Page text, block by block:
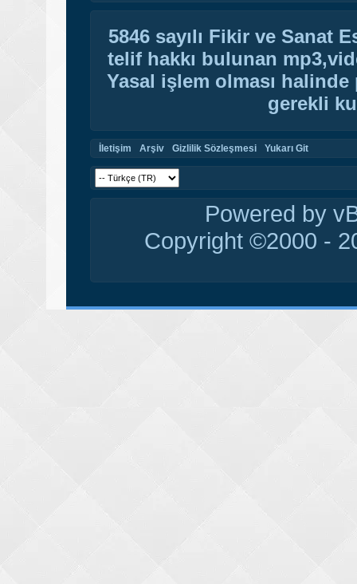
5846 sayılı Fikir ve Sanat
telif hakkı bulunan
Yasal işlem olması
gerekli
İletişim Arşiv Gizlilik Sözleşmesi Yukarı Git
Powered by
Copyright ©2000 -